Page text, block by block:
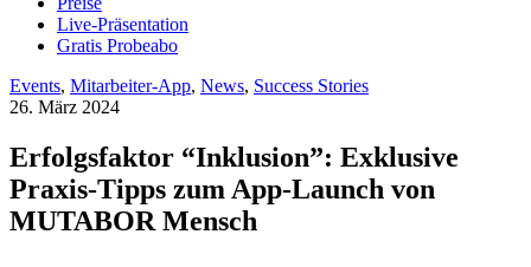
Live-Präsentation
Gratis Probeabo
Events, Mitarbeiter-App, News, Success Stories
26. März 2024
Erfolgsfaktor “Inklusion”: Exklusive
Praxis-Tipps zum App-Launch von
MUTABOR Mensch